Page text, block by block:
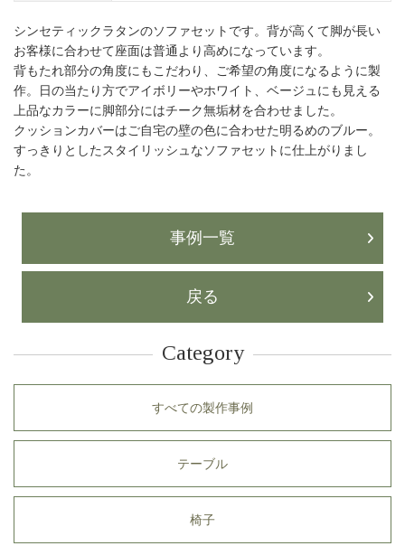
シンセティックラタンのソファセットです。背が高くて脚が長い
お客様に合わせて座面は普通より高めになっています。
背もたれ部分の角度にもこだわり、ご希望の角度になるように製
作。日の当たり方でアイボリーやホワイト、ベージュにも見える
上品なカラーに脚部分にはチーク無垢材を合わせました。
クッションカバーはご自宅の壁の色に合わせた明るめのブルー。
すっきりとしたスタイリッシュなソファセットに仕上がりまし
た。
事例一覧
戻る
Category
すべての製作事例
テーブル
椅子